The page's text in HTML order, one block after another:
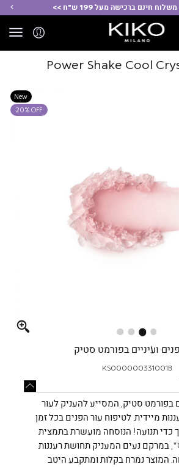
חינם ברכישה מעל 199 ש"ח >>
Full
New
20% OFF
Power Shake Cool
ועיניים בפורמט סטיק
KS000000331001B
בפורמט סטיק, המסייע להעניק לעור
מיידית. לטיפוח עור הפנים בכל זמן
כדי תנועה! הנוסחה מועשרת בתמצית
לימון ובוויטמין C*, במרקם נעים המעניק תחושת רעננות
המוצר נמרח בקלות ומתקבע היטב